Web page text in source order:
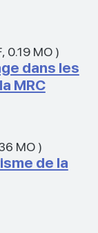
, 0.19 MO)
dans les
MRC
MO)
de la